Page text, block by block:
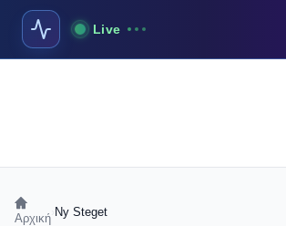
Live
Αρχική Ny Steget